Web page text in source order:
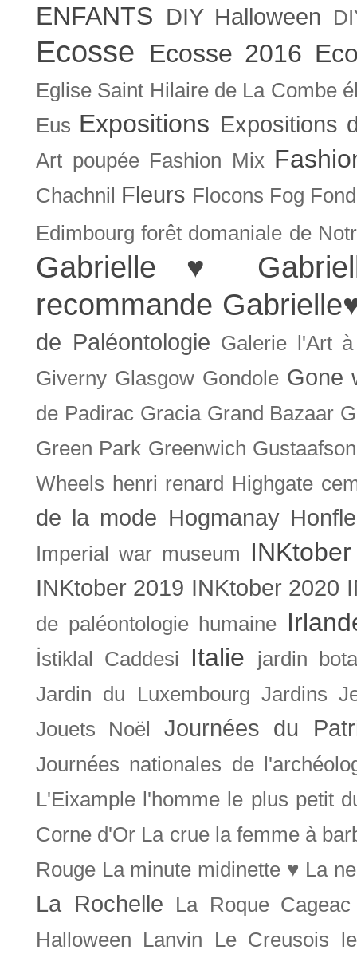
ENFANTS DIY Halloween
Ecosse Ecosse 2016
Eglise Saint Hilaire de La Combe
Eus Expositions Expositions
Art poupée Fashion Mix
Chachnil Fleurs Flocons Fog
Edimbourg forêt domaniale de
Gabrielle ♥
recommande
de Paléontologie Galerie l'Art
Giverny Glasgow Gondole Gone
de Padirac Gracia Grand Bazaar
Green Park Greenwich Gustaafson
Wheels henri renard Highgate
de la mode Hogmanay
Imperial war museum INKtober
INKtober 2019 INKtober 2020
de paléontologie humaine
İstiklal Caddesi Italie
jardin
Jardin du Luxembourg Jardins
Jouets Noël
Journées du
Journées nationales de
L'Eixample l'homme le plus petit
Corne d'Or La crue la femme à
Rouge La minute midinette ♥ La
La Rochelle
La Roque Cageac
Halloween
Lanvin Le Creusois